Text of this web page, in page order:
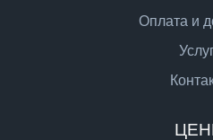
Оплата и